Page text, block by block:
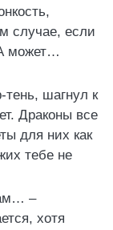
случае, если
может…
шагнул к
Драконы все
для них как
тебе не
–
хотя